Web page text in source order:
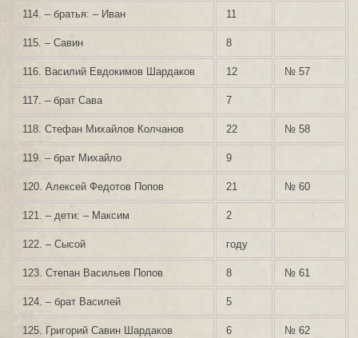
114. – братья: – Иван 11
115. – Савин 8
116. Василий Евдокимов Шардаков 12 № 57
117. – брат Сава 7
118. Стефан Михайлов Колчанов 22 № 58
119. – брат Михайло 9
120. Алексей Федотов Попов 21 № 60
121. – дети: – Максим 2
122. – Сысой году
123. Степан Васильев Попов 8 № 61
124. – брат Василей 5
125. Григорий Савин Шардаков 6 № 62